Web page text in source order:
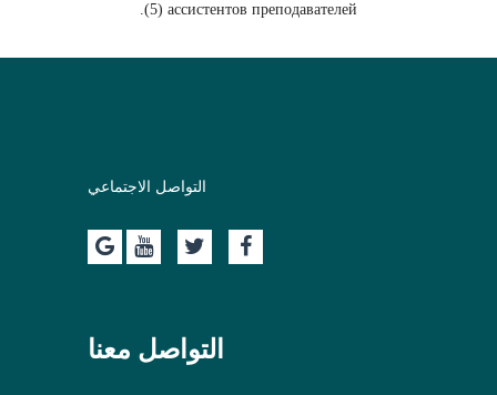
(5) ассистентов преподавателей.
التواصل الاجتماعي
التواصل معنا